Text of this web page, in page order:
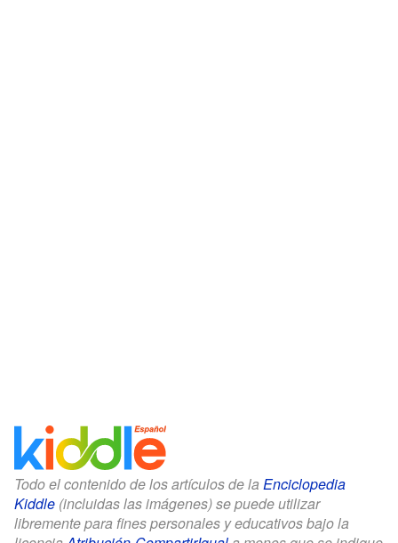
Todo el contenido de los artículos de la Enciclopedia
Kiddle (incluidas las imágenes) se puede utilizar
libremente para fines personales y educativos bajo la